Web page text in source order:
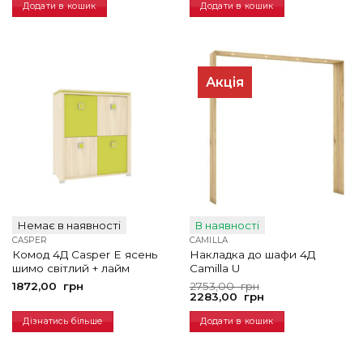
Додати в кошик Додати в кошик
Немає в наявності
CASPER
Комод 4Д Casper E ясень
шимо світлий + лайм
1872,00
грн
Дізнатись більше
Акція
В наявності
CAMILLA
Накладка до шафи 4Д
Camilla U
2753,00грн
Оригінальна
ціна:
2753,00
грн.
2283,00 грн
Поточна
ціна:
2283,00
грн.
Додати в кошик